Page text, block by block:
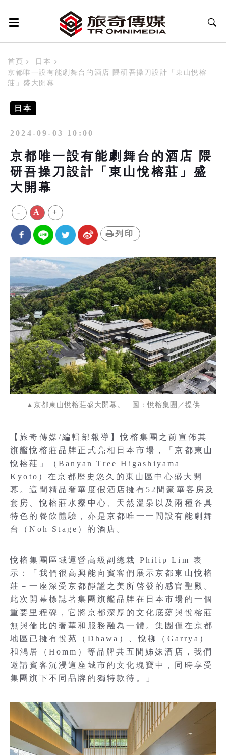
首頁
日本
京都唯一設有能劇舞台的酒店 隈研吾操刀設計「東山悅榕
莊」盛大開幕
日本
2024-09-03 10:00
京都唯一設有能劇舞台的酒店 隈
研吾操刀設計「東山悅榕莊」盛
大開幕
- A +
列印
▲京都東山悅榕莊盛大開幕。 圖：悅榕集團／提供
【旅奇傳媒/編輯部報導】悅榕集團之前宣佈其
旗艦悅榕莊品牌正式亮相日本市場，「京都東山
悅榕莊」（Banyan Tree Higashiyama
Kyoto）在京都歷史悠久的東山區中心盛大開
幕。這間精品奢華度假酒店擁有52間豪華客房及
套房、悅榕莊水療中心、天然溫泉以及兩種各具
特色的餐飲體驗，亦是京都唯一一間設有能劇舞
台（Noh Stage）的酒店。
悅榕集團區域運營高級副總裁 Philip Lim 表
示：「我們很高興能向賓客們展示京都東山悅榕
莊－一座深受京都靜謐之美所啓發的感官聖殿。
此次開幕標誌著集團旗艦品牌在日本市場的一個
重要里程碑，它將京都深厚的文化底蘊與悅榕莊
無與倫比的奢華和服務融為一體。集團僅在京都
地區已擁有悅苑（Dhawa）、悅柳（Garrya）
和鴻居（Homm）等品牌共五間姊妹酒店，我們
邀請賓客沉浸這座城市的文化瑰寶中，同時享受
集團旗下不同品牌的獨特款待。」